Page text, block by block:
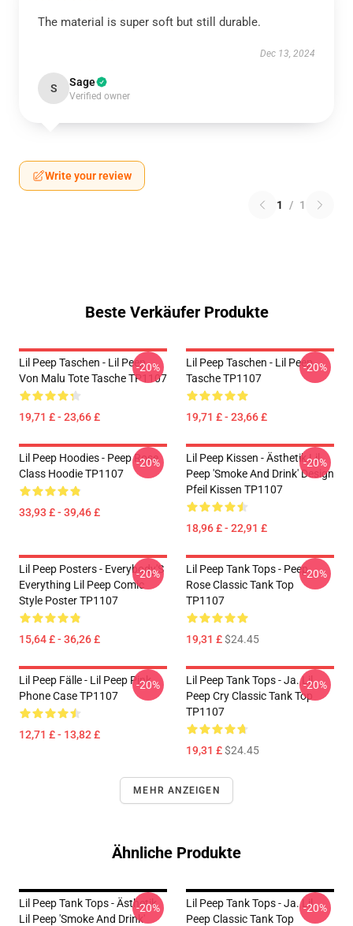
The material is super soft but still durable.
Dec 13, 2024
S Sage
Verified owner
Write your review
1 / 1
Beste Verkäufer Produkte
Lil Peep Taschen - Lil Peep
Von Malu Tote Tasche TP1107
19,71 £ - 23,66 £
-20%
Lil Peep Taschen - Lil Peep
Tasche TP1107
19,71 £ - 23,66 £
-20%
Lil Peep Hoodies - Peep Rose
Class Hoodie TP1107
33,93 £ - 39,46 £
-20%
Lil Peep Kissen - Ästhetik Lil
Peep 'Smoke And Drink' Design
Pfeil Kissen TP1107
18,96 £ - 22,91 £
-20%
Lil Peep Posters - Everybody'S
Everything Lil Peep Comic
Style Poster TP1107
15,64 £ - 36,26 £
-20%
Lil Peep Tank Tops - Peep
Rose Classic Tank Top
TP1107
19,31 £$24.45
-20%
Lil Peep Fälle - Lil Peep Pink
Phone Case TP1107
12,71 £ - 13,82 £
-20%
Lil Peep Tank Tops - Ja. Lil
Peep Cry Classic Tank Top
TP1107
19,31 £$24.45
-20%
MEHR ANZEIGEN
Ähnliche Produkte
Lil Peep Tank Tops - Ästhetik
Lil Peep 'Smoke And Drink'
-20%
Lil Peep Tank Tops - Ja. Lil
Peep Classic Tank Top
-20%